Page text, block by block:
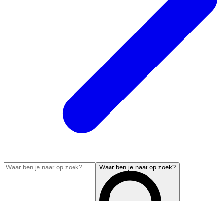
Waar ben je naar op zoek?